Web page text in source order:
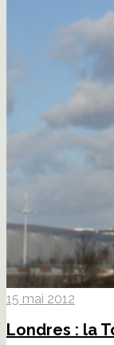
15 mai 2012
Londres : la